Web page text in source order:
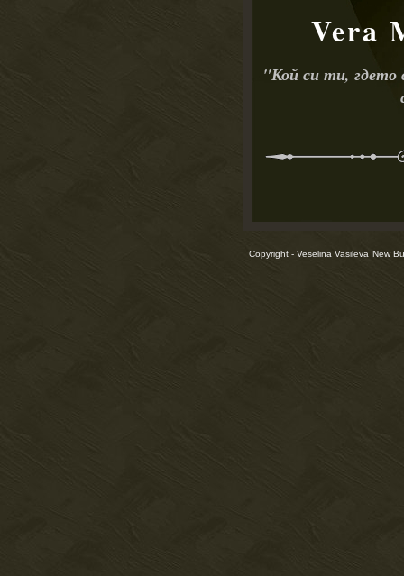
Vera
"Кой си ти, гдето
Copyright - Veselina Vasileva New